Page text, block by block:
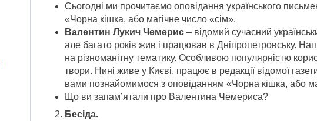
Сьогодні ми прочитаємо оповідання українського
«Чорна кішка, або магічне число «сім».
Валентин Лукич Чемерис– відомий сучасний
але багато років жив і працював в Дніпропетровську.
на різноманітну тематику. Особливою популярністю
твори. Нині живе у Києві, працює в редакції відомої
вами познайомимося з оповіданням «Чорна кішка, або
Що ви запам’ятали про Валентина Чемериса?
Бесіда.